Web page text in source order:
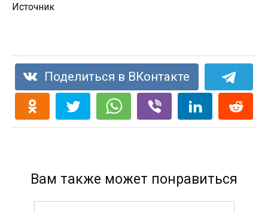
Источник
Поделиться в ВКонтакте
Вам также может понравиться